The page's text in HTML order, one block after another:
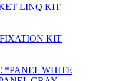
LINQ KIT
KIT
*PANEL WHITE